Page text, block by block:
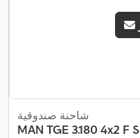
شاحنة صندوقية
MAN TGE 3.180 4x2